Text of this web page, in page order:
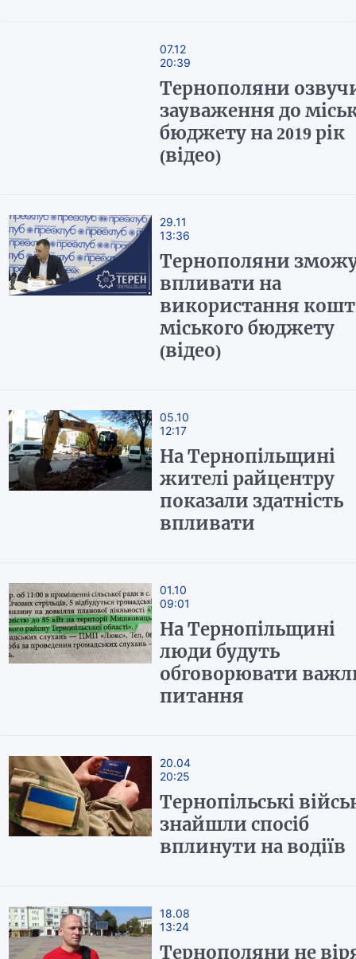
07.12
20:39
Тернополяни
зауваження до
бюджету на 2019 рік
(відео)
29.11
13:36
Тернополяни
впливати на
використання
міського бюджету
(відео)
05.10
12:17
На Тернопільщині
жителі райцентру
показали здатність
впливати
01.10
09:01
На Тернопільщині
люди будуть
обговорювати
питання
20.04
20:25
Тернопільські
знайшли спосіб
вплинути на водіїв
18.08
13:24
Тернополяни не